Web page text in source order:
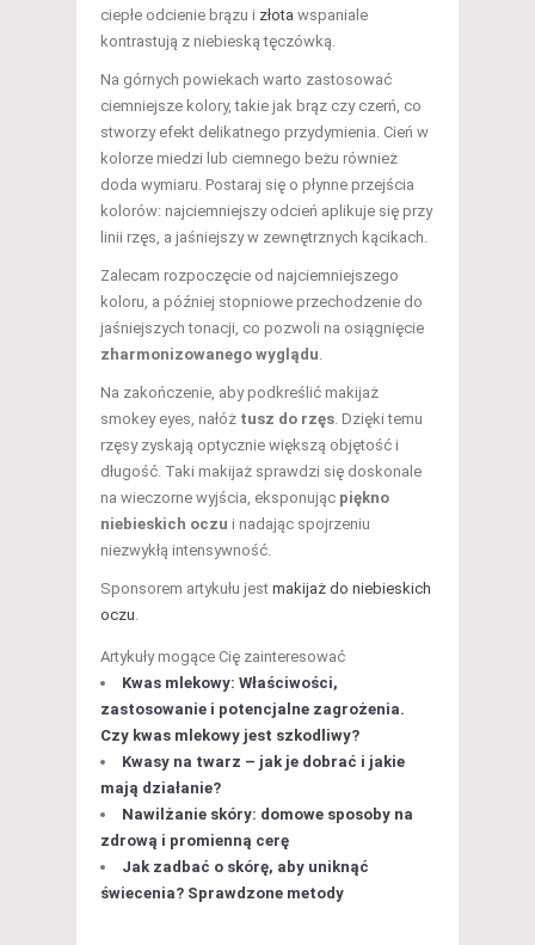
ciepłe odcienie brązu i złota wspaniale
kontrastują z niebieską tęczówką.
Na górnych powiekach warto zastosować
ciemniejsze kolory, takie jak brąz czy czerń, co
stworzy efekt delikatnego przydymienia. Cień w
kolorze miedzi lub ciemnego beżu również
doda wymiaru. Postaraj się o płynne przejścia
kolorów: najciemniejszy odcień aplikuje się przy
linii rzęs, a jaśniejszy w zewnętrznych kącikach.
Zalecam rozpoczęcie od najciemniejszego
koloru, a później stopniowe przechodzenie do
jaśniejszych tonacji, co pozwoli na osiągnięcie
zharmonizowanego wyglądu.
Na zakończenie, aby podkreślić makijaż
smokey eyes, nałóż tusz do rzęs. Dzięki temu
rzęsy zyskają optycznie większą objętość i
długość. Taki makijaż sprawdzi się doskonale
na wieczorne wyjścia, eksponując piękno
niebieskich oczu i nadając spojrzeniu
niezwykłą intensywność.
Sponsorem artykułu jest makijaż do niebieskich
oczu.
Artykuły mogące Cię zainteresować
Kwas mlekowy: Właściwości,
zastosowanie i potencjalne zagrożenia.
Czy kwas mlekowy jest szkodliwy?
Kwasy na twarz – jak je dobrać i jakie
mają działanie?
Nawilżanie skóry: domowe sposoby na
zdrową i promienną cerę
Jak zadbać o skórę, aby uniknąć
świecenia? Sprawdzone metody